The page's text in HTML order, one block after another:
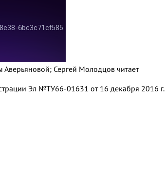
Аверьяновой; Сергей Молодцов читает
Эл №ТУ66-01631 от 16 декабря 2016 г.